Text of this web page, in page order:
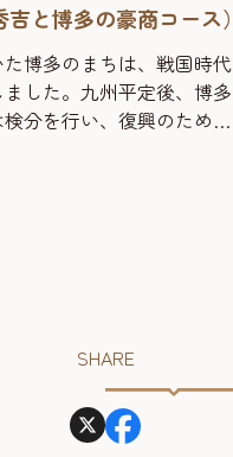
と博多の豪商コース）
博多のまちは、戦国時代
した。九州平定後、博多
分を行い、復興のための
た。 この太閤町割りの実
田官兵衛」や「石田三
富を得た博多の豪商「神
SHARE